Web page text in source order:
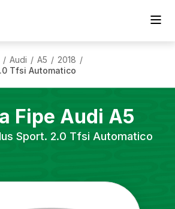
/ Audi / A5 / 2018 /
Tfsi Automatico
Fipe Audi A5
Sport. 2.0 Tfsi Automatico